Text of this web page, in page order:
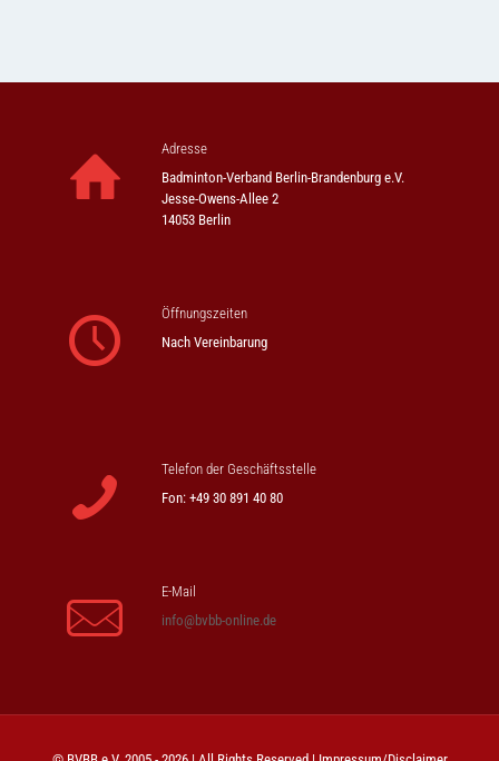
Adresse
Badminton-Verband Berlin-Brandenburg e.V.
Jesse-Owens-Allee 2
14053 Berlin
Öffnungszeiten
Nach Vereinbarung
Telefon der Geschäftsstelle
Fon: +49 30 891 40 80
E-Mail
info@bvbb-online.de